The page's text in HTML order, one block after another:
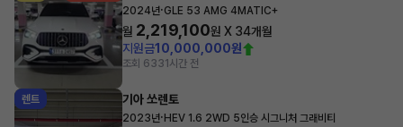
2024년·GLE 53 AMG 4MATIC+
월 2,219,100원 X 34개월
지원금10,000,000원
조회 6331시간 전
렌트 기아 쏘렌토
2023년· HEV 1.6 2WD 5인승 시그니처 그래비티